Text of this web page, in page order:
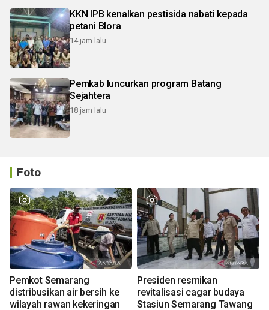
KKN IPB kenalkan pestisida nabati kepada
petani Blora
14 jam lalu
Pemkab luncurkan program Batang
Sejahtera
18 jam lalu
Foto
Pemkot Semarang
distribusikan air bersih ke
wilayah rawan kekeringan
Presiden resmikan
revitalisasi cagar budaya
Stasiun Semarang Tawang